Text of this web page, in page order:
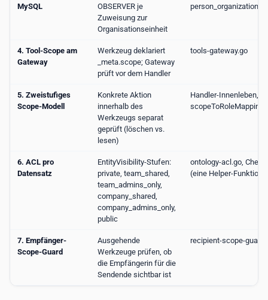
MySQL
OBSERVER je
Zuweisung zur
Organisationseinheit
4. Tool-Scope am
Gateway
Werkzeug deklariert
_meta.scope; Gateway
prüft vor dem Handler
tools-gateway.go
5. Zweistufiges
Scope-Modell
Konkrete Aktion
innerhalb des
Werkzeugs separat
geprüft (löschen vs.
lesen)
Handler-Innenleben,
scopeToRoleMapping
6. ACL pro
Datensatz
EntityVisibility-Stufen:
private, team_shared,
team_admins_only,
company_shared,
company_admins_only,
public
ontology-acl.go,
(eine Helper-Funktion)
7. Empfänger-
Scope-Guard
Ausgehende
Werkzeuge prüfen, ob
die Empfängerin für die
Sendende sichtbar ist
recipient-scope-